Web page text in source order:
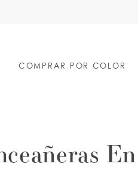
COMPRAR POR COLOR
En